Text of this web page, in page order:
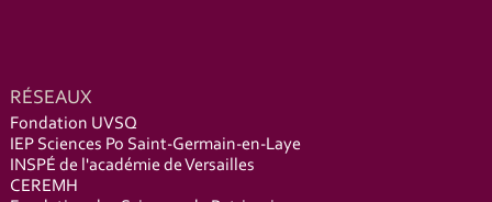
RÉSEAUX
Fondation UVSQ
IEP Sciences Po Saint-Germain-en-Laye
INSPÉ de l'académie de Versailles
CEREMH